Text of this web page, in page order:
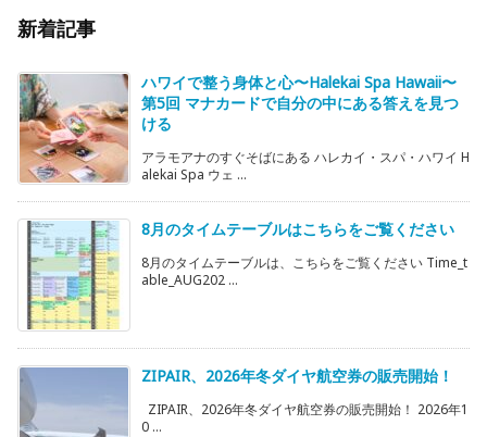
新着記事
ハワイで整う身体と心〜Halekai Spa Hawaii〜
第5回 マナカードで自分の中にある答えを見つ
ける
アラモアナのすぐそばにある ハレカイ・スパ・ハワイ H
alekai Spa ウェ ...
8月のタイムテーブルはこちらをご覧ください
8月のタイムテーブルは、こちらをご覧ください Time_t
able_AUG202 ...
ZIPAIR、2026年冬ダイヤ航空券の販売開始！
ZIPAIR、2026年冬ダイヤ航空券の販売開始！ 2026年1
0 ...